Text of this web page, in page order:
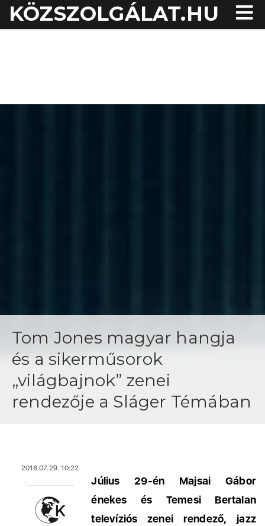
KÖZSZOLGÁLAT.HU
Tom Jones magyar hangja
és a sikerműsorok
„világbajnok” zenei
rendezője a Sláger Témában
2018.07.29. 10:22
Július 29-én Majsai Gábor
énekes és Temesi Bertalan
televíziós zenei rendező, jazz